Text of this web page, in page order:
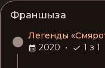
Франшыза
Легенды
2020 • 1 з 1